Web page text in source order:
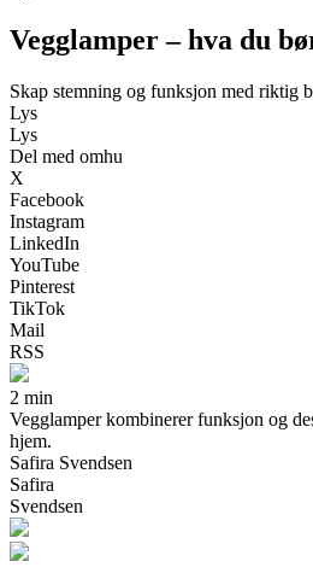
Vegglamper – hva du
Skap stemning og funksjon med riktig
Lys
Lys
Del med omhu
X
Facebook
Instagram
LinkedIn
YouTube
Pinterest
TikTok
Mail
RSS
2 min
Vegglamper kombinerer funksjon og
hjem.
Safira Svendsen
Safira
Svendsen